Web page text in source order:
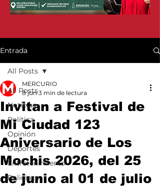
Entrada
All Posts
Noticias
Política
Opinión
Deportes
Entretenimiento
Policiaca
All Posts
Invitan a Festival de
Mi Ciudad 123
Aniversario de Los
Mochis 2026, del 25
de junio al 01 de julio
MERCURIO
8 jun 3 min de lectura